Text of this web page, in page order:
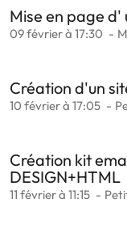
Mise en page
09 février à 17:30
Création d'un
10 février à 17:05
Création kit
DESIGN+HTML
11 février à 11:15